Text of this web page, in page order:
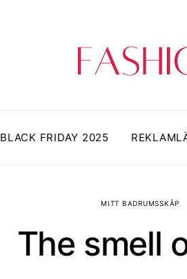
BLACK FRIDAY 2025
MITT BADRUMSSKÅP
The smell